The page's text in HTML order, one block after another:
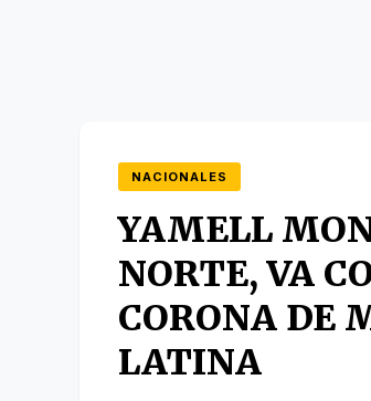
NACIONALES
YAMELL
NORTE, VA
CORONA DE
LATINA